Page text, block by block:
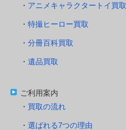
アニメキャラクタートイ買取
特撮ヒーロー買取
分冊百科買取
遺品買取
ご利用案内
買取の流れ
選ばれる7つの理由